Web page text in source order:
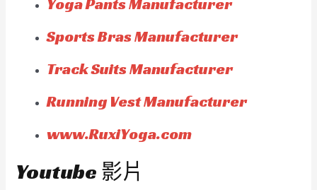
Yoga Pants Manufacturer
Sports Bras Manufacturer
Track Suits Manufacturer
Running Vest Manufacturer
www.RuxiYoga.com
Youtube 影片